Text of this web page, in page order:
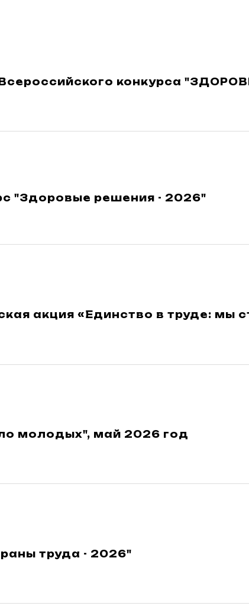
конкурса
"Здоровые решения - 2026"
акция «Единство в труде: мы
молодых", май 2026 год
труда - 2026"